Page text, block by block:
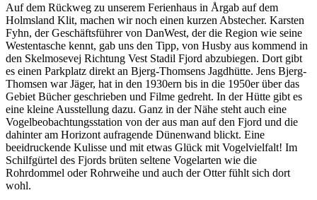
Auf dem Rückweg zu unserem Ferienhaus in Årgab auf dem
Holmsland Klit, machen wir noch einen kurzen Abstecher. Karsten
Fyhn, der Geschäftsführer von DanWest, der die Region wie seine
Westentasche kennt, gab uns den Tipp, von Husby aus kommend in
den Skelmosevej Richtung Vest Stadil Fjord abzubiegen. Dort gibt
es einen Parkplatz direkt an Bjerg-Thomsens Jagdhütte. Jens Bjerg-
Thomsen war Jäger, hat in den 1930ern bis in die 1950er über das
Gebiet Bücher geschrieben und Filme gedreht. In der Hütte gibt es
eine kleine Ausstellung dazu. Ganz in der Nähe steht auch eine
Vogelbeobachtungsstation von der aus man auf den Fjord und die
dahinter am Horizont aufragende Dünenwand blickt. Eine
beeidruckende Kulisse und mit etwas Glück mit Vogelvielfalt! Im
Schilfgürtel des Fjords brüten seltene Vogelarten wie die
Rohrdommel oder Rohrweihe und auch der Otter fühlt sich dort
wohl.